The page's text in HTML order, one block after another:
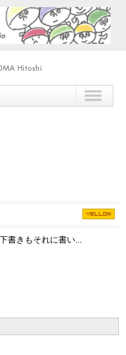
書きもそれに書い...